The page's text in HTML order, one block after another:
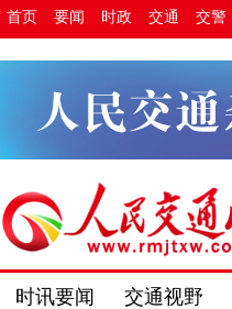
首页 要闻 时政 交通 交警
时讯要闻 交通视野